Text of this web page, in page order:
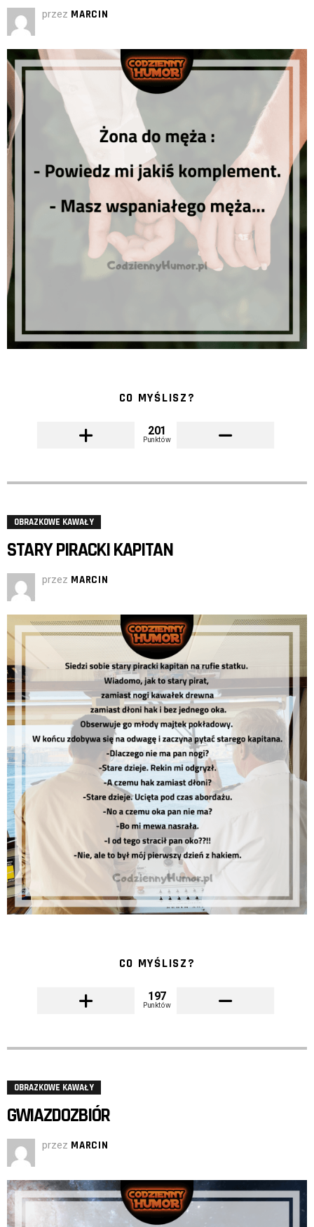
przez MARCIN
CO MYŚLISZ?
201
Punktów
OBRAZKOWE KAWAŁY
STARY PIRACKI KAPITAN
przez MARCIN
CO MYŚLISZ?
197
Punktów
OBRAZKOWE KAWAŁY
GWIAZDOZBIÓR
przez MARCIN